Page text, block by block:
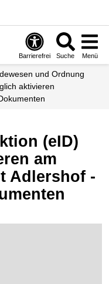
Barrierefrei Suche Menü
und Ordnung
aktivieren
(eID)
am
Adlershof -